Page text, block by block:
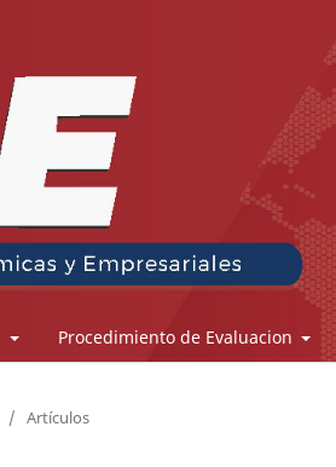
Procedimiento de Evaluacion
/ Artículos